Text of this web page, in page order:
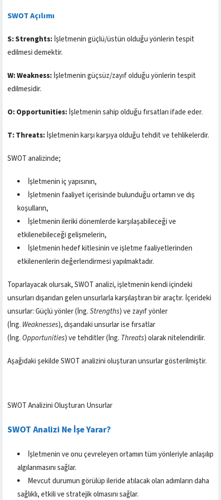
SWOT Açılımı
S: Strenghts:İşletmenin güçlü/üstün olduğu yönlerin tespit
edilmesi demektir.
W: Weakness:İşletmenin güçsüz/zayıf olduğu yönlerin tespit
edilmesidir.
O: Opportunities:İşletmenin sahip olduğu fırsatları ifade eder.
T: Threats:İşletmenin karşı karşıya olduğu tehdit ve tehlikelerdir.
SWOT analizinde;
İşletmenin iç yapısının,
İşletmenin faaliyet içerisinde bulunduğu ortamın ve dış
koşulların,
İşletmenin ileriki dönemlerde karşılaşabileceği ve
etkilenebileceği gelişmelerin,
İşletmenin hedef kitlesinin ve işletme faaliyetlerinden
etkilenenlerin değerlendirmesi yapılmaktadır.
Toparlayacak olursak, SWOT analizi, işletmenin kendi içindeki
unsurları dışarıdan gelen unsurlarla karşılaştıran bir araçtır. İçerideki
unsurlar: Güçlü yönler (İng.Strengths) ve zayıf yönler
(İng. Weaknesses), dışarıdaki unsurlar ise fırsatlar
(İng. Opportunities) ve tehditler (İng. Threats) olarak nitelendirilir.
Aşağıdaki şekilde SWOT analizini oluşturan unsurlar gösterilmiştir.
SWOT Analizini Oluşturan Unsurlar
SWOT Analizi Ne İşe Yarar?
İşletmenin ve onu çevreleyen ortamın tüm yönleriyle anlaşılıp
algılanmasını sağlar.
Mevcut durumun görülüp ileride atılacak olan adımların daha
sağlıklı, etkili ve stratejik olmasını sağlar.